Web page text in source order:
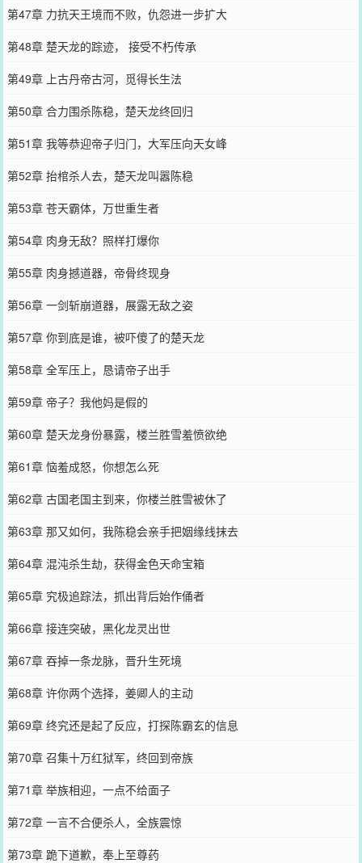
第47章 力抗天王境而不败，仇怨进一步扩大
第48章 楚天龙的踪迹， 接受不朽传承
第49章 上古丹帝古河，觅得长生法
第50章 合力围杀陈稳，楚天龙终回归
第51章 我等恭迎帝子归门，大军压向天女峰
第52章 抬棺杀人去，楚天龙叫嚣陈稳
第53章 苍天霸体，万世重生者
第54章 肉身无敌？照样打爆你
第55章 肉身撼道器，帝骨终现身
第56章 一剑斩崩道器，展露无敌之姿
第57章 你到底是谁，被吓傻了的楚天龙
第58章 全军压上，恳请帝子出手
第59章 帝子？我他妈是假的
第60章 楚天龙身份暴露，楼兰胜雪羞愤欲绝
第61章 恼羞成怒，你想怎么死
第62章 古国老国主到来，你楼兰胜雪被休了
第63章 那又如何，我陈稳会亲手把姻缘线抹去
第64章 混沌杀生劫，获得金色天命宝箱
第65章 究极追踪法，抓出背后始作俑者
第66章 接连突破，黑化龙灵出世
第67章 吞掉一条龙脉，晋升生死境
第68章 许你两个选择，姜卿人的主动
第69章 终究还是起了反应，打探陈霸玄的信息
第70章 召集十万红狱军，终回到帝族
第71章 举族相迎，一点不给面子
第72章 一言不合便杀人，全族震惊
第73章 跪下道歉，奉上至尊药